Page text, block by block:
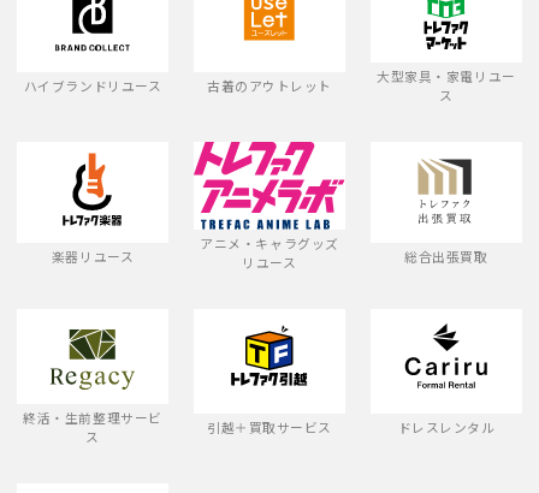
ハイブランドリユース 古着のアウトレット
大型家具・家電リユー
ス
楽器リユース
アニメ・キャラグッズ
リユース
総合出張買取
終活・生前整理サービ
ス
引越＋買取サービス ドレスレンタル